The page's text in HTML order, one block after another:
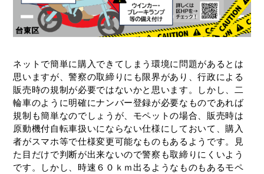
ネットで簡単に購入できてしまう環境に問題があるとは
思いますが、警察の取締りにも限界があり、行政による
販売時の規制が必要ではないかと思います。しかし、二
輪車のように明確にナンバー登録が必要なものであれば
規制も簡単なのでしょうが、モペットの場合、販売時は
原動機付自転車扱いにならない仕様にしておいて、購入
者がスマホ等で仕様変更可能なものもあるようです。見
た目だけで判断が出来ないので警察も取締りにくいよう
です。しかし、時速６０ｋｍ出るようなものもあるモペ